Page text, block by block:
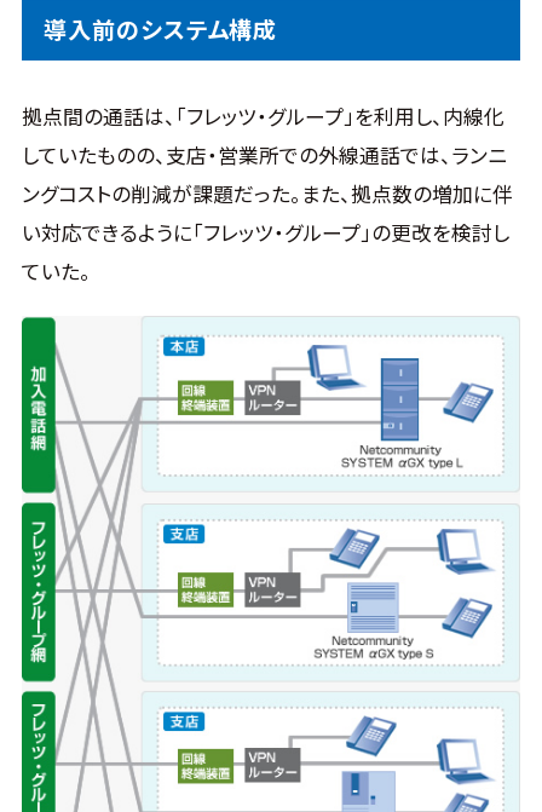
導入前のシステム構成
拠点間の通話は、「フレッツ・グループ」を利用し、内線化
していたものの、支店・営業所での外線通話では、ランニ
ングコストの削減が課題だった。また、拠点数の増加に伴
い対応できるように「フレッツ・グループ」の更改を検討し
ていた。